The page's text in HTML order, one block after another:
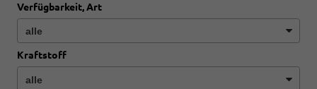
Verfügbarkeit, Art
Kraftstoff